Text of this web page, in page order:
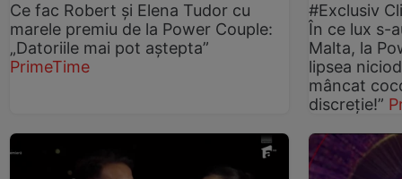
Ce fac Robert și Elena Tudor cu
marele premiu de la Power Couple:
„Datoriile mai pot aștepta”
PrimeTime
#Exclusiv
În ce lux s-
Malta, la
lipsea
mâncat
discreție!”